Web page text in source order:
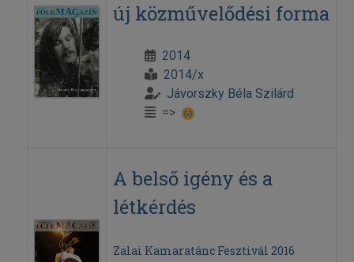
új közművelődési forma
2014
2014/x
Jávorszky Béla Szilárd
=>
A belső igény és a
létkérdés
Zalai Kamaratánc Fesztivál 2016